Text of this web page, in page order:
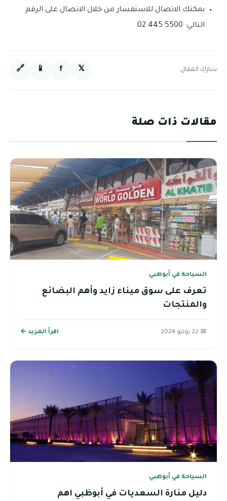
يمكنك الاتصال للاستفسار من خلال الاتصال على الرقم
التالي: 5500 445 02.
شارك المقال: 𝕏
f
📱
🔗
مقالات ذات صلة
السياحة في أبوظبي
تعرف على سوق ميناء زايد وأهم البضائع
والمنتجات
📅 22 يوليو 2024 اقرأ المزيد ←
السياحة في أبوظبي
دليل منارة السعديات في أبوظبي اهم